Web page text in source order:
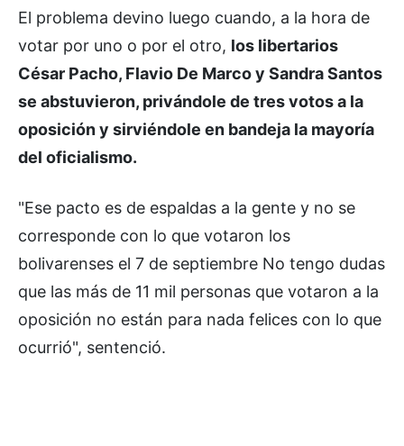
El problema devino luego cuando, a la hora de
votar por uno o por el otro, los libertarios
César Pacho, Flavio De Marco y Sandra Santos
se abstuvieron, privándole de tres votos a la
oposición y sirviéndole en bandeja la mayoría
del oficialismo.
"Ese pacto es de espaldas a la gente y no se
corresponde con lo que votaron los
bolivarenses el 7 de septiembre No tengo dudas
que las más de 11 mil personas que votaron a la
oposición no están para nada felices con lo que
ocurrió", sentenció.